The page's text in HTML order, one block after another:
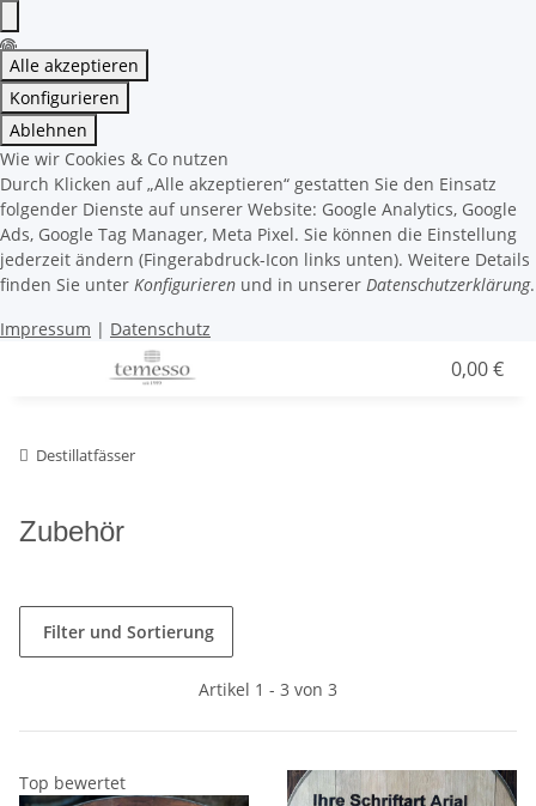
Alle akzeptieren
Konfigurieren
Ablehnen
Wie wir Cookies & Co nutzen
Durch Klicken auf „Alle akzeptieren“ gestatten Sie den Einsatz
folgender Dienste auf unserer Website: Google Analytics, Google
Ads, Google Tag Manager, Meta Pixel. Sie können die Einstellung
jederzeit ändern (Fingerabdruck-Icon links unten). Weitere Details
finden Sie unter Konfigurieren und in unserer Datenschutzerklärung.
Impressum | Datenschutz
0,00 €
Destillatfässer
Zubehör
Filter und Sortierung
Artikel 1 - 3 von 3
Top bewertet